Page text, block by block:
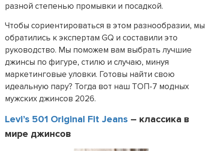
разной степенью промывки и посадкой.
Чтобы сориентироваться в этом разнообразии, мы
обратились к экспертам GQ и составили это
руководство. Мы поможем вам выбрать лучшие
джинсы по фигуре, стилю и случаю, минуя
маркетинговые уловки. Готовы найти свою
идеальную пару? Тогда вот наш ТОП-7 модных
мужских джинсов 2026.
Levi’s 501 Original Fit Jeans – классика в
мире джинсов